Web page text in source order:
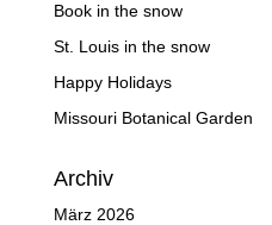
Book in the snow
St. Louis in the snow
Happy Holidays
Missouri Botanical Garden
Archiv
März 2026